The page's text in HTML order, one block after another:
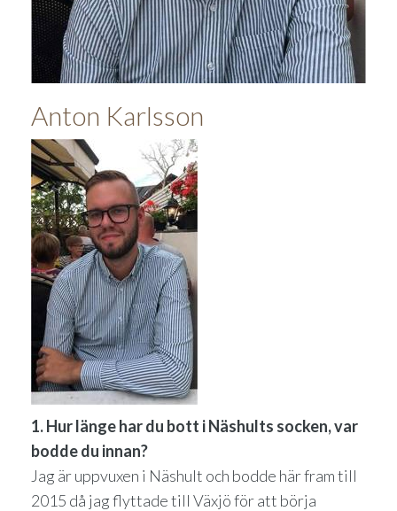
Anton Karlsson
1. Hur länge har du bott i Näshults socken, var
bodde du innan?
Jag är uppvuxen i Näshult och bodde här fram till
2015 då jag flyttade till Växjö för att börja